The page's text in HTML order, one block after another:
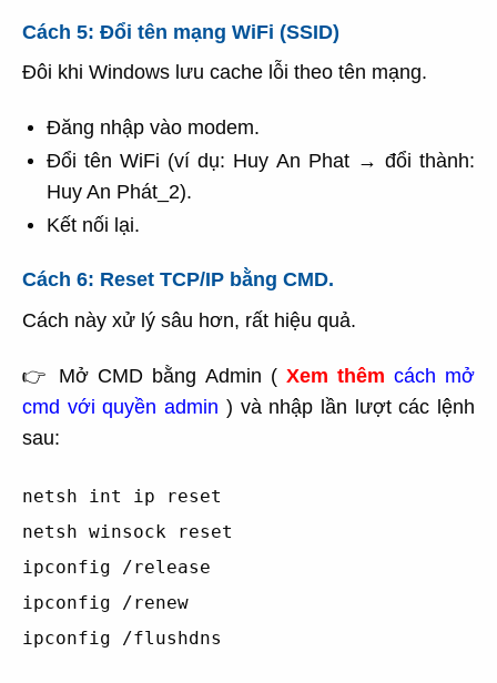
Cách 5: Đổi tên mạng WiFi (SSID)
Đôi khi Windows lưu cache lỗi theo tên mạng.
Đăng nhập vào modem.
Đổi tên WiFi (ví dụ: Huy An Phat → đổi thành:
Huy An Phát_2).
Kết nối lại.
Cách 6: Reset TCP/IP bằng CMD.
Cách này xử lý sâu hơn, rất hiệu quả.
👉 Mở CMD bằng Admin ( Xem thêm cách mở
cmd với quyền admin ) và nhập lần lượt các lệnh
sau:
netsh int ip reset
netsh winsock reset
ipconfig /release
ipconfig /renew
ipconfig /flushdns